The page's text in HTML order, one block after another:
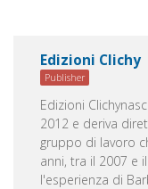
Edizioni Clichy
Publisher
Edizioni
2012 e deriva
gruppo di lavoro
anni, tra il 2007 e
l'esperienza di